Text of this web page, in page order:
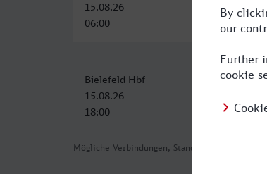
Mögliche Verbindungen, Stand: 2026-08-01 02:03
15.08.26
06:00
15.08.26
07:11
Bielefeld Hbf
15.08.26
18:00
Unna
19:11